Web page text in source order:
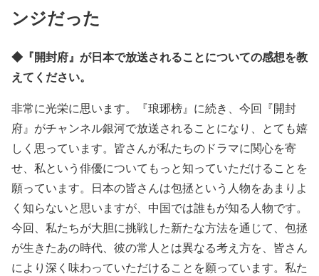
ンジだった
◆『開封府』が日本で放送されることについての感想を教
えてください。
非常に光栄に思います。『琅琊榜』に続き、今回『開封
府』がチャンネル銀河で放送されることになり、とても嬉
しく思っています。皆さんが私たちのドラマに関心を寄
せ、私という俳優についてもっと知っていただけることを
願っています。日本の皆さんは包拯という人物をあまりよ
く知らないと思いますが、中国では誰もが知る人物です。
今回、私たちが大胆に挑戦した新たな方法を通じて、包拯
が生きたあの時代、彼の常人とは異なる考え方を、皆さん
により深く味わっていただけることを願っています。私た